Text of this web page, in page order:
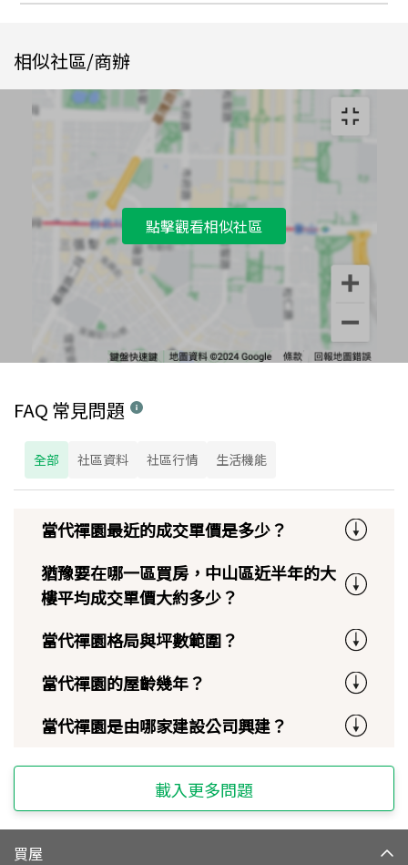
相似社區/商辦
點擊觀看相似社區
FAQ 常見問題
全部 社區資料 社區行情 生活機能
當代禪園最近的成交單價是多少？
猶豫要在哪一區買房，中山區近半年的大
樓平均成交單價大約多少？
當代禪園格局與坪數範圍？
當代禪園的屋齡幾年？
當代禪園是由哪家建設公司興建？
載入更多問題
買屋